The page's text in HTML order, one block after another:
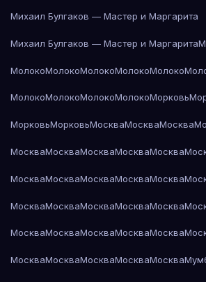
Михаил Булгаков — Мастер и Маргарита
Михаил Булгаков — Мастер и Маргарита
МолокоМолокоМолокоМолокоМолоко
МолокоМолокоМолокоМолокоМорковь
МорковьМорковьМоскваМоскваМосква
МоскваМоскваМоскваМоскваМосква
МоскваМоскваМоскваМоскваМосква
МоскваМоскваМоскваМоскваМосква
МоскваМоскваМоскваМоскваМосква
МоскваМоскваМоскваМоскваМосква